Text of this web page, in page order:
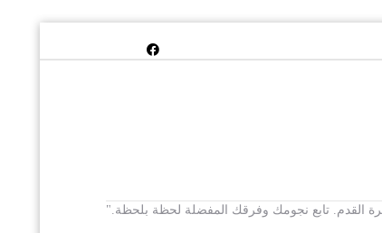
كرة القدم. تابع نجومك وفرقك المفضلة لحظة بلحظة."